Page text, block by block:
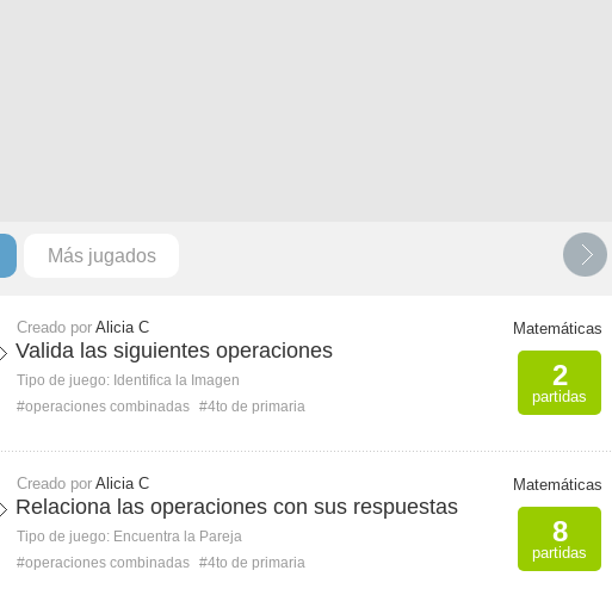
Más jugados
Creado por Alicia C
Valida las siguientes operaciones
Tipo de juego: Identifica la Imagen
#operaciones combinadas #4to de primaria
Matemáticas
2
partidas
Creado por Alicia C
Relaciona las operaciones con sus respuestas
Tipo de juego: Encuentra la Pareja
#operaciones combinadas #4to de primaria
Matemáticas
8
partidas